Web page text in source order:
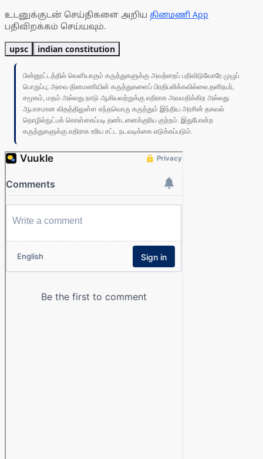
உடனுக்குடன் செய்திகளை அறிய தினமணி App
பதிவிறக்கம் செய்யவும்.
upsc indian constitution
பின்னூட்டத்தில் வெளியாகும் கருத்துகளுக்கு அவற்றைப் பதிவிடுவோரே முழுப்
பொறுப்பு; அவை தினமணியின் கருத்துகளைப் பிரதிபலிக்கவில்லை.தனிநபர்,
சமூகம், மதம் அல்லது நாடு ஆகியவற்றுக்கு எதிராக அவமதிக்கிற அல்லது
ஆபாசமான விதத்திலுள்ள எந்தவொரு கருத்தும் இந்திய அரசின் தகவல்
தொழில்நுட்பக் கொள்கைப்படி தண்டனைக்குரிய குற்றம். இதுபோன்ற
கருத்துகளுக்கு எதிராக உரிய சட்ட நடவடிக்கை எடுக்கப்படும்.